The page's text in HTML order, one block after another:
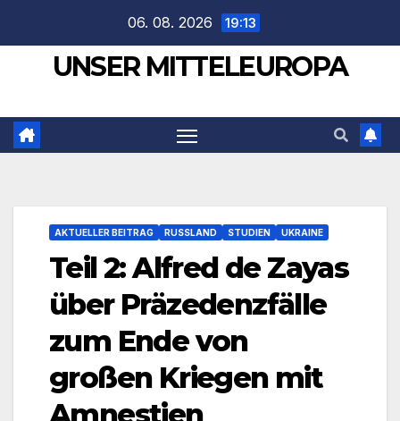
springen
06. 08. 2026 19:13
UNSER MITTELEUROPA
AKTUELLER BEITRAG RUSSLAND STUDIEN UKRAINE
Teil 2: Alfred de Zayas
über Präzedenzfälle
zum Ende von
großen Kriegen mit